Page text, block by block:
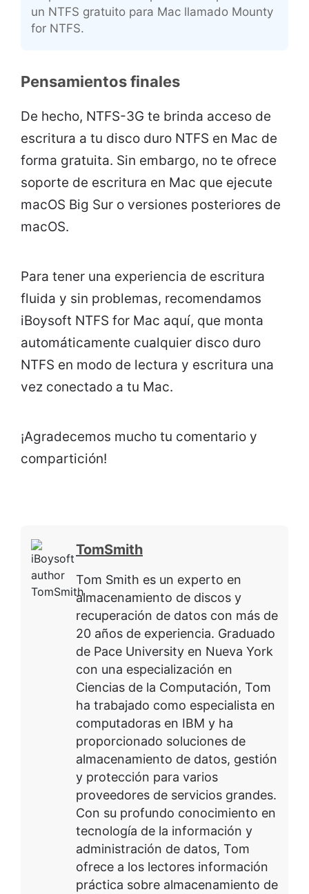
un NTFS gratuito para Mac llamado Mounty
for NTFS.
Pensamientos finales
De hecho, NTFS-3G te brinda acceso de
escritura a tu disco duro NTFS en Mac de
forma gratuita. Sin embargo, no te ofrece
soporte de escritura en Mac que ejecute
macOS Big Sur o versiones posteriores de
macOS.
Para tener una experiencia de escritura
fluida y sin problemas, recomendamos
iBoysoft NTFS for Mac aquí, que monta
automáticamente cualquier disco duro
NTFS en modo de lectura y escritura una
vez conectado a tu Mac.
¡Agradecemos mucho tu comentario y
compartición!
TomSmith
Tom Smith es un experto en
almacenamiento de discos y
recuperación de datos con más de
20 años de experiencia. Graduado
de Pace University en Nueva York
con una especialización en
Ciencias de la Computación, Tom
ha trabajado como especialista en
computadoras en IBM y ha
proporcionado soluciones de
almacenamiento de datos, gestión
y protección para varios
proveedores de servicios grandes.
Con su profundo conocimiento en
tecnología de la información y
administración de datos, Tom
ofrece a los lectores información
práctica sobre almacenamiento de